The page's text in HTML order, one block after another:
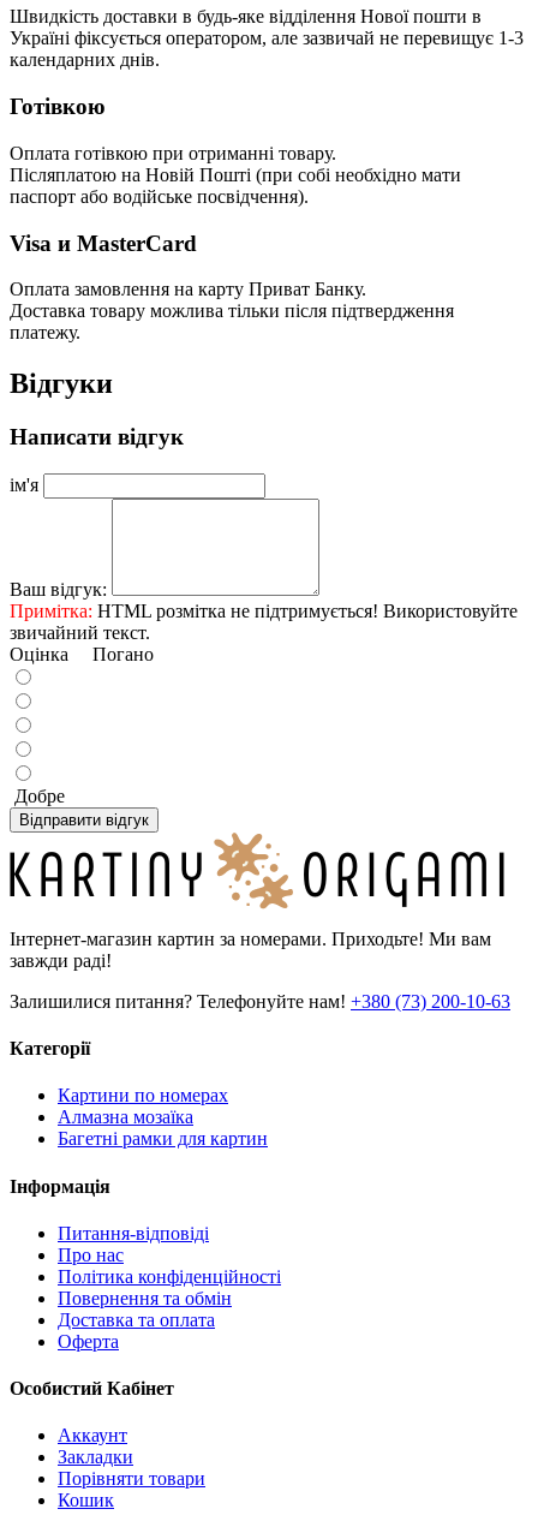
Швидкість доставки в будь-яке відділення Нової пошти в
Україні фіксується оператором, але зазвичай не перевищує 1-3
календарних днів.
Готівкою
Оплата готівкою при отриманні товару.
Післяплатою на Новій Пошті (при собі необхідно мати
паспорт або водійське посвідчення).
Visa и MasterCard
Оплата замовлення на карту Приват Банку.
Доставка товару можлива тільки після підтвердження
платежу.
Відгуки
Написати відгук
ім'я
Ваш відгук:
Примітка: HTML розмітка не підтримується! Використовуйте
звичайний текст.
Оцінка Погано
Добре
Відправити відгук
Інтернет-магазин картин за номерами. Приходьте! Ми вам
завжди раді!
Залишилися питання? Телефонуйте нам! +380 (73) 200-10-63
Категорії
Картини по номерах
Алмазна мозаїка
Багетні рамки для картин
Інформація
Питання-відповіді
Про нас
Політика конфіденційності
Повернення та обмін
Доставка та оплата
Оферта
Особистий Кабінет
Аккаунт
Закладки
Порівняти товари
Кошик